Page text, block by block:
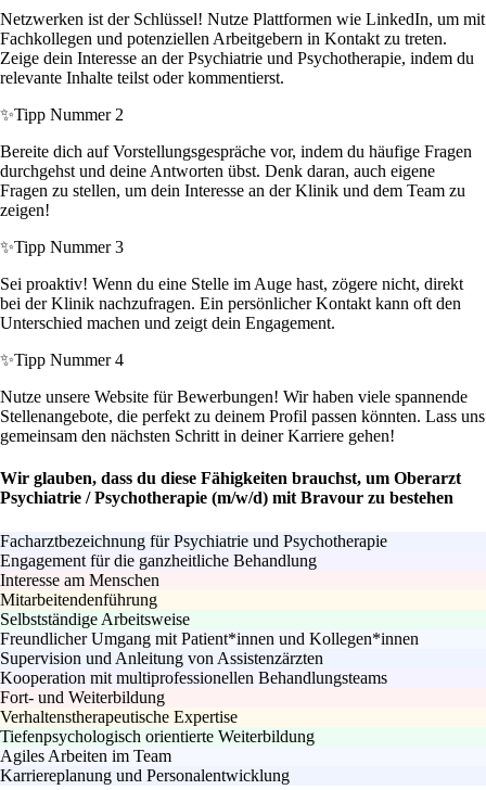
Netzwerken ist der Schlüssel! Nutze Plattformen wie LinkedIn, um mit
Fachkollegen und potenziellen Arbeitgebern in Kontakt zu treten.
Zeige dein Interesse an der Psychiatrie und Psychotherapie, indem du
relevante Inhalte teilst oder kommentierst.
✨Tipp Nummer 2
Bereite dich auf Vorstellungsgespräche vor, indem du häufige Fragen
durchgehst und deine Antworten übst. Denk daran, auch eigene
Fragen zu stellen, um dein Interesse an der Klinik und dem Team zu
zeigen!
✨Tipp Nummer 3
Sei proaktiv! Wenn du eine Stelle im Auge hast, zögere nicht, direkt
bei der Klinik nachzufragen. Ein persönlicher Kontakt kann oft den
Unterschied machen und zeigt dein Engagement.
✨Tipp Nummer 4
Nutze unsere Website für Bewerbungen! Wir haben viele spannende
Stellenangebote, die perfekt zu deinem Profil passen könnten. Lass uns
gemeinsam den nächsten Schritt in deiner Karriere gehen!
Wir glauben, dass du diese Fähigkeiten brauchst, um Oberarzt
Psychiatrie / Psychotherapie (m/w/d) mit Bravour zu bestehen
Facharztbezeichnung für Psychiatrie und Psychotherapie
Engagement für die ganzheitliche Behandlung
Interesse am Menschen
Mitarbeitendenführung
Selbstständige Arbeitsweise
Freundlicher Umgang mit Patient*innen und Kollegen*innen
Supervision und Anleitung von Assistenzärzten
Kooperation mit multiprofessionellen Behandlungsteams
Fort- und Weiterbildung
Verhaltenstherapeutische Expertise
Tiefenpsychologisch orientierte Weiterbildung
Agiles Arbeiten im Team
Karriereplanung und Personalentwicklung